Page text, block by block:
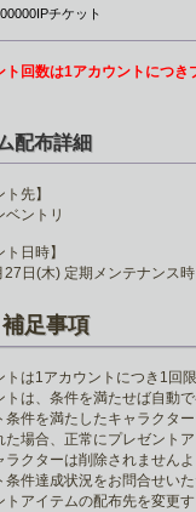
チケット
回数は1アカウントにつき
配布詳細
ト先】
ベントリ
ト日時】
日(木) 定期メンテナンス時
足事項
トは1アカウントにつき1回
トは、条件を満たせば自動
条件を満たしたキャラクタ
場合、正常にプレゼント
クターは削除されません
条件達成状況をお問合せい
トアイテムの配布先を変更